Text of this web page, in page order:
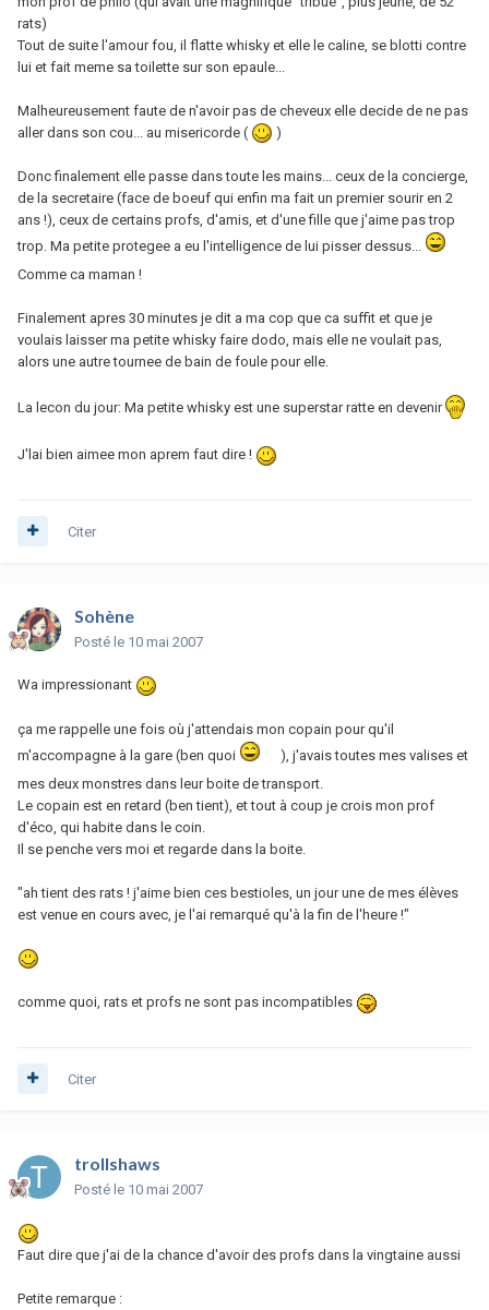
rats)
Tout de suite l'amour fou, il flatte whisky et elle le caline, se blotti contre
lui et fait meme sa toilette sur son epaule...
Malheureusement faute de n'avoir pas de cheveux elle decide de ne pas
aller dans son cou... au misericorde (
)
Donc finalement elle passe dans toute les mains... ceux de la concierge,
de la secretaire (face de boeuf qui enfin ma fait un premier sourir en 2
ans !), ceux de certains profs, d'amis, et d'une fille que j'aime pas trop
trop. Ma petite protegee a eu l'intelligence de lui pisser dessus...
Comme ca maman !
Finalement apres 30 minutes je dit a ma cop que ca suffit et que je
voulais laisser ma petite whisky faire dodo, mais elle ne voulait pas,
alors une autre tournee de bain de foule pour elle.
La lecon du jour: Ma petite whisky est une superstar ratte en devenir
J'lai bien aimee mon aprem faut dire !
Citer
Sohène
Posté le 10 mai 2007
Wa impressionant
ça me rappelle une fois où j'attendais mon copain pour qu'il
m'accompagne à la gare (ben quoi
), j'avais toutes mes valises et
mes deux monstres dans leur boite de transport.
Le copain est en retard (ben tient), et tout à coup je crois mon prof
d'éco, qui habite dans le coin.
Il se penche vers moi et regarde dans la boite.
"ah tient des rats ! j'aime bien ces bestioles, un jour une de mes élèves
est venue en cours avec, je l'ai remarqué qu'à la fin de l'heure !"
comme quoi, rats et profs ne sont pas incompatibles
Citer
trollshaws
Posté le 10 mai 2007
Faut dire que j'ai de la chance d'avoir des profs dans la vingtaine aussi
Petite remarque :